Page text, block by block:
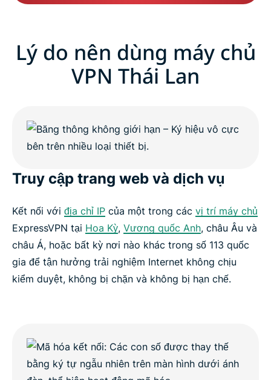
FAQs about Thailand VPNs
ExpressVPN for all countries
Get ExpressVPN for Thailand risk-free
Lý do nên dùng máy chủ
VPN Thái Lan
Truy cập trang web và dịch vụ
Kết nối với địa chỉ IP của một trong các vị trí máy chủ
ExpressVPN tại Hoa Kỳ, Vương quốc Anh, châu Âu và
châu Á, hoặc bất kỳ nơi nào khác trong số 113 quốc
gia để tận hưởng trải nghiệm Internet không chịu
kiểm duyệt, không bị chặn và không bị hạn chế.